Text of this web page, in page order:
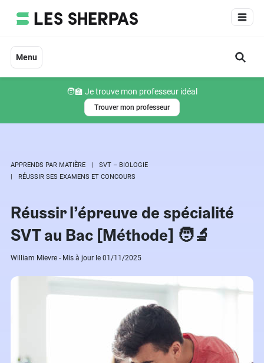
Menu
🧑‍🏫 Je trouve mon professeur idéal
Trouver mon professeur
APPRENDS PAR MATIÈRE
SVT – BIOLOGIE
RÉUSSIR SES EXAMENS ET CONCOURS
Réussir l’épreuve de spécialité
SVT au Bac [Méthode] 🧑‍🔬
William Mievre - Mis à jour le 01/11/2025